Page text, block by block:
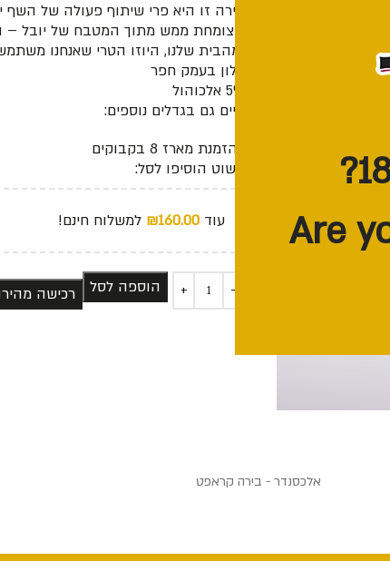
בירה זו היא פרי שיתוף פעולה של
שצומחת ממש מתוך המטבח של יובל –
ומהבית שלנו, היוזו הטרי שאנחנו
אלון בעמק חפר
5% אלכוהול
קיים גם בגדלים נוספים:
להזמנת מארז 8 בקבוקים
פשוט הוסיפו לסל:
עוד ₪160.00 למשלוח חינם!
הוספה לסל רכישה
אלכסנדר - בירה קראפט